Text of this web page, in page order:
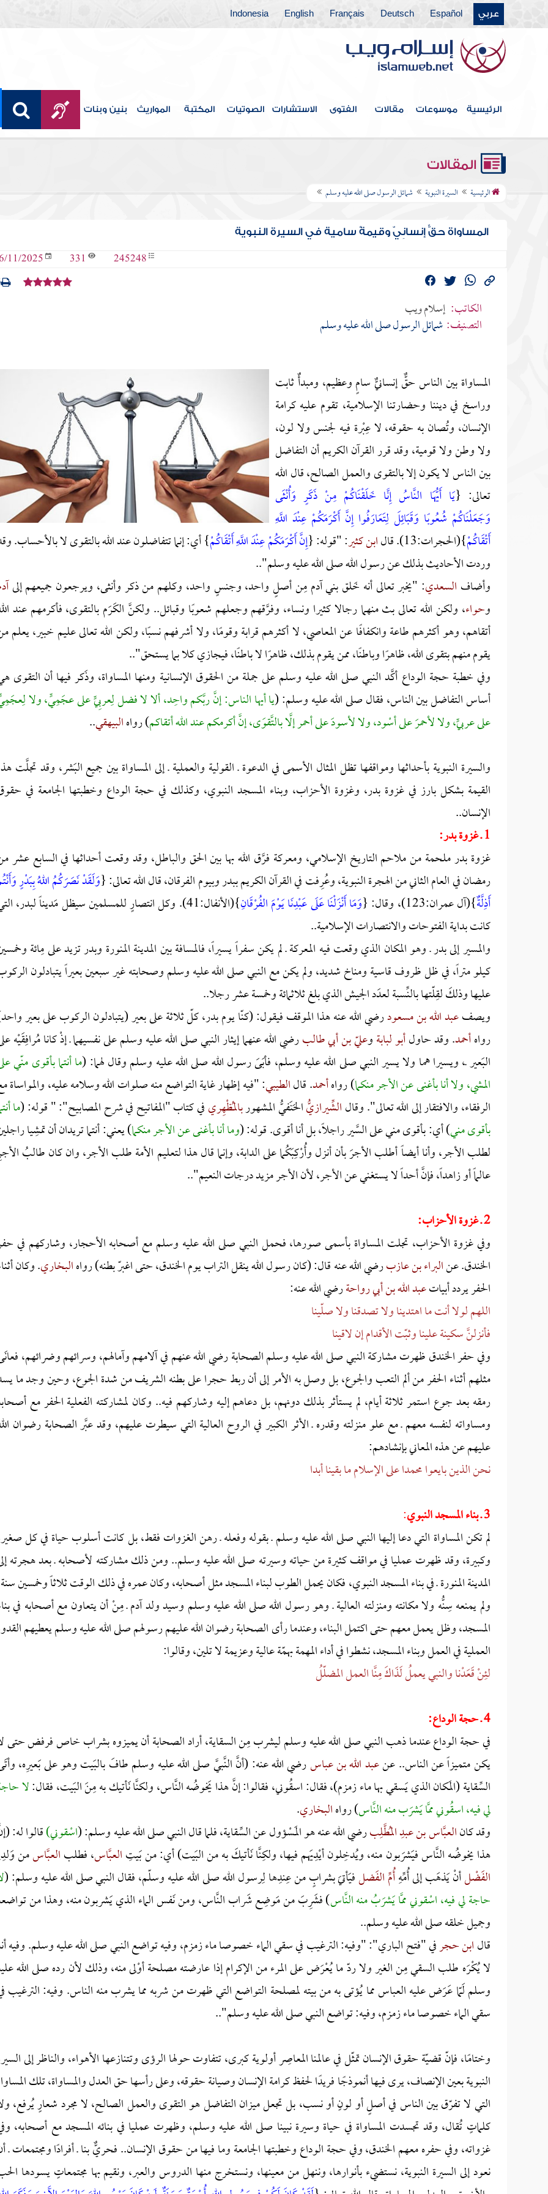
عربي Español
Deutsch
Français
English
Indonesia
الرئيسية موسوعات مقالات الفتوى الاستشارات الصوتيات المكتبة المواريث بنين وبنات
المقالات
الرئيسية السيرة النبوية شمائل الرسول صلى الله عليه وسلم
المساواة حقٌّ إنسانِيّ وقيمةٌ سامية في السيرة النبوية
245248
331
11/2025
الكاتب: إسلام ويب
التصنيف:شمائل الرسول صلى الله عليه وسلم
المساواة بين الناس حقٌّ إنسانيٌّ سامٍ وعظيم، ومبدأٌ ثابت
وراسخ في ديننا وحضارتنا الإسلامية، تقوم عليه كرامة
الإنسان، وتُصان به حقوقه، لا عِبْرة فيه لجنس ولا لون،
ولا وطن ولا قومية، وقد قرر القرآن الكريم أن التفاضل
بين الناس لا يكون إلا بالتقوى والعمل الصالح، قال الله
تعالى: {يَا أَيُّهَا النَّاسُ إِنَّا خَلَقْنَاكُمْ مِنْ ذَكَرٍ وَأُنْثَى
وَجَعَلْنَاكُمْ شُعُوبًا وَقَبَائِلَ لِتَعَارَفُوا إِنَّ أَكْرَمَكُمْ عِنْدَ اللَّهِ
أَتْقَاكُمْ}(الحجرات:13). قال ابن كثير: "قوله: {إِنَّ أَكْرَمَكُمْ عِنْدَ اللَّهِ أَتْقَاكُمْ}أي: إنما تتفاضلون عند الله بالتقوى لا بالأحساب.
وردت الأحاديث بذلك عن رسول الله صلى الله عليه وسلم"..
وأضاف السعدي: "يخبر تعالى أنه خَلق بني آدم مِن أصلٍ واحد، وجنسٍ واحد، وكلهم من ذكر وأنثى، ويرجعون جميعهم إلى
وحواء، ولكن الله تعالى بث منهما رجالا كثيرا ونساء، وفرَّقهم وجعلهم شعوبًا وقبائل.. ولكنَّ الكَرَم بالتقوى، فأكرمهم عند
أتقاهم، وهو أكثرهم طاعة وانكفافًا عن المعاصي، لا أكثرهم قرابة وقومًا، ولا أشرفهم نسبًا، ولكن الله تعالى عليم خبير، يعلم
يقوم منهم بتقوى الله، ظاهرًا وباطنًا، ممن يقوم بذلك، ظاهرًا لا باطنًا، فيجازي كلا بما يستحق"..
وفي خطبة حجة الوداع أكَّد النبي صلى الله عليه وسلم على جملة من الحقوق الإنسانية ومنها المساواة، وذَكر فيها أن التقوى
أساس التفاضل بين الناس، فقال صلى الله عليه وسلم: (يا أيها الناس: إنَّ ربَّكم واحِد، ألا لا فضل لِعربِيٍّ على عجَمِيٍّ، ولا
على عربيٍّ، ولا لأحمرَ على أسْود، ولا لأسودَ على أحمر إلَّا بالتَّقوَى، إنَّ أكرمكم عند الله أتقاكم) رواهالبيهقي..
والسيرة النبوية بأحداثها ومواقفها تظل المثال الأسمى في الدعوة ـ القولية والعملية ـ إلى المساواة بين جميع البَشر، وقد تجلَّت
القيمة بشكل بارز في غزوة بدر، وغزوة الأحزاب، وبناء المسجد النبوي، وكذلك في حجة الوداع وخطبتها الجامعة في
الإنسان..
1 ـ غزوة بدر:
غزوة بدر ملحمة من ملاحم التاريخ الإسلامي، ومعركة فرَّق الله بها بين الحق والباطل، وقد وقعت أحداثها في السابع عشر
رمضان في العام الثاني من الهجرة النبوية، وعُرِفت في القرآن الكريم ببدر وبيوم الفرقان، قال الله تعالى: {وَلَقَدْ نَصَرَكُمُ اللهُ بِبَدْرٍ
أَذِلَّةٌ}(آل عمران:123)، وقال: { وَمَا أَنْزَلْنَا عَلَى عَبْدِنَا يَوْمَ الفُرْقَانِ
}(الأنفال:41). وكل انتصارٍ للمسلمين سيظل مَديناً لبدر،
كانت بداية الفتوحات والانتصارات الإسلامية..
والمسير إلى بدر ـ وهو المكان الذي وقعت فيه المعركة ـ لم يكن سفراً يسيراً، فالمسافة بين المدينة المنورة وبدر تزيد على مِائة
كيلو متراً، في ظل ظروف قاسية ومناخ شديد، ولم يكن مع النبي صلى الله عليه وسلم وصحابته غير سبعين بعيراً يتبادلون
عليها وذلكَ لقِلّتها بالنِّسبة لعدَد الجيش الذي بلغ ثلاثمائة وخمسة عشر رجلا..
ويصفعبد الله بن مسعودرضي الله عنه هذا الموقف فيقول: (كنّا يوم بدر، كلّ ثلاثة على بعير (يتبادلون الركوب على بعير
رواهأحمد. وقد حاولأبو لبابةوعليّ بن أبي طالبرضي الله عنهما إيثار النبي صلى الله عليه وسلم على نفسيهما ـ إذْ كانا مُرافِقَيْه
البَعير ـ، ويسيرا هما ولا يسير النبي صلى الله عليه وسلم، فأبَىَ رسول الله صلى الله عليه وسلم وقال لهما: (ما أنتما بأقوى منّي
المشي، ولا أنا بأغنى عن الأجر منكما) رواهأحمد. قالالطيبي: "فيه إظهار غاية التواضع منه صلوات الله وسلامه عليه، والمواساة
الرفقاء، والافتقار إلى الله تعالى". وقالالشِّيرازيُّالحَنَفيُّ المشهوربالمُظْهِريفي كتاب "المفاتيح في شرح المصابيح": " قوله: (ما
بأقوى مني) أي: بأقوى مني على السَّير راجلاً، بل أنا أقوى. قوله: (وما أنا بأغنى عن الأجر منكما) يعني: أنتما تريدان أن تمشِيا
لطلب الأجر، وأنا أيضاً أطلب الأجرَ بأن أنزل وأُرْكِبَكُما على الدابة، وإنما قال هذا لتعليم الأمة طلب الأجر، وان كان طالبُ
عالماً أو زاهداً، فإنَّ أحداً لا يستغني عن الأجر، لأن الأجر مزيد درجات النعيم"..
2 ـ غزوة الأحزاب:
وفي غزوة الأحزاب، تجلت المساواة بأسمى صورها، فحمل النبي صلى الله عليه وسلم مع أصحابه الأحجار، وشاركهم في
الخندق. عنالبراء بن عازبرضي الله عنه قال: (كان رسول الله ينقل التراب يوم الخندق، حتى اغبرّ بطنه) رواهالبخاري. وكان
الحفر يردد أبياتعبد الله بن أبي رواحةرضي الله عنه:
اللهم لولا أنت ما اهتديناولا تصدقنا ولا صلّينا
فأنزلنَّ سكينة عليناوثبّت الأقدام إن لاقينا
وفي حفر الخندق ظهرت مشاركة النبي صلى الله عليه وسلم الصحابة رضي الله عنهم في آلامهم وآمالهم، وسرائهم وضرائهم،
مثلهم أثناء الحفر من ألم التعب والجوع، بل وصل به الأمر إلى أن ربط حجرا على بطنه الشريف من شدة الجوع، وحين وجد ما
رمقه بعد جوع استمر ثلاثة أيام، لم يستأثر بذلك دونهم، بل دعاهم إليه وشاركهم فيه.. وكان لمشاركته الفعلية الحفر مع
ومساواته لنفسه معهم ـ مع علو منزلته وقدره ـ الأثر الكبير في الروح العالية التي سيطرت عليهم، وقد عبَّر الصحابة رضوان
عليهم عن هذه المعاني بإنشادهم:
نحن الذين بايعوا محمداعلى الإسلام ما بقينا أبدا
3 ـ بناء المسجد النبوي
:
لم تكن المساواة التي دعا إليها النبي صلى الله عليه وسلم ـ بقوله وفعله ـ رهن الغزوات فقط، بل كانت أسلوب حياة في كل
وكبيرة، وقد ظهرت عمليا في مواقف كثيرة من حياته وسيرته صلى الله عليه وسلم.. ومن ذلك مشاركته لأصحابه ـ بعد هجرته
المدينة المنورة ـ في بناء المسجد النبوي، فكان يحمل الطوب لبناء المسجد مثل أصحابه، وكان عمره في ذلك الوقت ثلاثاً وخمسين
ولم يمنعه سِنُّه ولا مكانته ومنزلته العالية ـ وهو رسول الله صلى الله عليه وسلم وسيد ولد آدم ـ مِنْ أن يتعاون مع أصحابه في
المسجد، وظل يعمل معهم حتى اكتمل البناء، وعندما رأى الصحابة رضوان الله عليهم رسولهم صلى الله عليه وسلم يعطيهم
العملية في العمل وبناء المسجد، نشطوا في أداء المهمة بهمّة عالية وعزيمة لا تلين، وقالوا:
لئِنْ قَعَدْنا والنبي يعملُلَذَاكَ مِنَّا العمل المضلّلُ
4 ـ حجة الوداع:
في حجة الوداع عندما ذهب النبي صلى الله عليه وسلم ليشرب مِن السقاية، أراد الصحابة أن يميزوه بشراب خاص فرفض حتى
يكن متميزاً عن الناس.. عنعبد الله بن عباسرضي الله عنه: (أنَّ النَّبيَّ صلى الله عليه وسلم طافَ بالبَيت وهو على بَعيرِه،
السِّقاية (المَكان الذي يَسقي بها ماء زمزم)، فقال: اسقُوني، فقالوا: إنَّ هذا يَخوضُه النَّاس، ولكنَّا نَأتيك به مِنَ البَيت، فقال:لا
لي فيه، اسقُوني ممَّا يَشرَب منه النَّاس) رواهالبخاري.
وقد كانالعبَّاس بن عبدِ المُطَّلِبرضي الله عنه هو المَسْؤول عن السِّقاية، فلما قال النبي صلى الله عليه وسلم: (اسْقوني)قالوا له:
هذا يخوضُه النَّاس فيَشرَبون منه، ويُدخِلون أيْدِيَهم فيها، ولكِنَّا نَأتيكَ به من البَيت) أي: من بَيتِالعبَّاس، فطلبالعبَّاسمن
الفَضْلأنْ يَذهَب إلى أُمِّهِأُمِّ الفَضلفيَأتيَ بشرابٍ من عِندِها لِرسول الله صلى الله عليه وسلّم، فقال النبي صلى الله عليه وسلم: (
حاجة لي فيه، اسْقوني ممَّا يَشرَبُ منه النَّاس) فشَرِبَ من مَوضِع شَراب النَّاس، ومن نَفس الماء الذي يَشربون منه، وهذا من
وجميل خلقه صلى الله عليه وسلم..
قالابن حجرفي "فتح الباري": "وفيه: الترغيب في سقي الماء خصوصا ماء زمزم، وفيه تواضع النبي صلى الله عليه وسلم. وفيه
لا يُكْرَه طلب السقي مِن الغير ولا ردّ ما يُعْرَض على المرء من الإكرام إذا عارضته مصلحة أوْلى منه، وذلك لأن رده صلى الله
وسلم لَمّا عَرَض عليه العباس مما يُؤتى به من بيته لمصلحة التواضع التي ظهرت من شربه مما يشرب منه الناس. وفيه: الترغيب
سقي الماء خصوصا ماء زمزم، وفيه: تواضع النبي صلى الله عليه وسلم"..
وختامًا، فإنّ قضيّة حقوق الإنسان تمثّل في عالمنا المعاصِر أولوية كبرى، تتفاوت حولها الرؤى وتتنازعها الأهواء، والناظر إلى
النبوية بعين الإنصاف، يرى فيها أنموذجًا فريدًا لحفظ كرامة الإنسان وصيانة حقوقه، وعلى رأسها حق العدل والمساواة، تلك
التي لا تفرّق بين الناس في أصلٍ أو لونٍ أو نسب، بل تجعل ميزان التفاضل هو التقوى والعمل الصالح، لا مجرد شعارٍ يُرفع،
كلماتٍ تُقال، وقد تجسدت المساواة في حياة وسيرة نبينا صلى الله عليه وسلم، وظهرت عمليا في بنائه المسجد مع أصحابه،
غزواته، وفي حفره معهم الخندق، وفي حجة الوداع وخطبتها الجامعة وما فيها من حقوق الإنسان.. فحريٌّ بنا ـ أفرادًا ومجتمعات ـ
نعود إلى السيرة النبوية، نستضيء بأنوارها، وننهل من معينها، ونستخرج منها الدروس والعبر، ونقيم بها مجتمعاتٍ يسودها